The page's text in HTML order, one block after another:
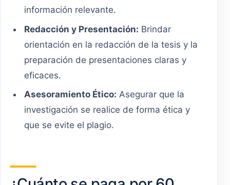
información relevante.
Redacción y Presentación: Brindar
orientación en la redacción de la tesis y la
preparación de presentaciones claras y
eficaces.
Asesoramiento Ético: Asegurar que la
investigación se realice de forma ética y
que se evite el plagio.